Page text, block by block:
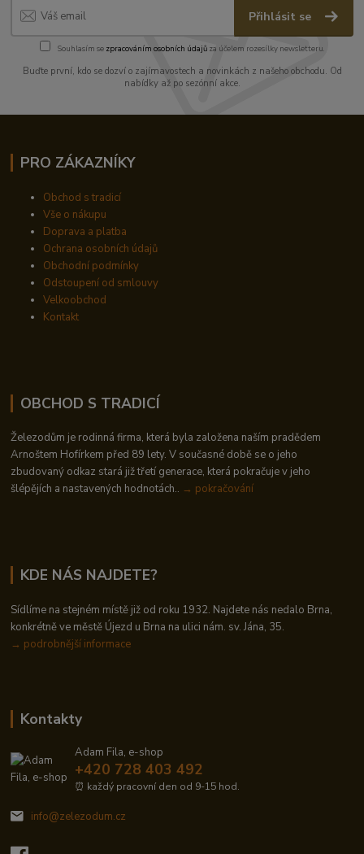
Přihlásit se
Souhlasím se zpracováním osobních údajůza účelem rozesílky newsletteru.
Buďte první, kdo se dozví o zajímavostech a novinkách z našeho obchodu. Od
nabídky až po sezónní akce.
PRO ZÁKAZNÍKY
Obchod s tradicí
Vše o nákupu
Doprava a platba
Ochrana osobních údajů
Obchodní podmínky
Odstoupení od smlouvy
Velkoobchod
Kontakt
OBCHOD S TRADICÍ
Železodům je rodinná firma, která byla založena naším pradědem
Arnoštem Hofírkem před 89 lety. V současné době se o jeho
zbudovaný odkaz stará již třetí generace, která pokračuje v jeho
šlépějích a nastavených hodnotách.. → pokračování
KDE NÁS NAJDETE?
Sídlíme na stejném místě již od roku 1932. Najdete nás nedalo Brna,
konkrétně ve městě Újezd u Brna na ulici nám. sv. Jána, 35.
→ podrobnější informace
Kontakty
Adam Fila, e-shop
+420 728 403 492
⏰ každý pracovní den od 9-15 hod.
info@zelezodum.cz